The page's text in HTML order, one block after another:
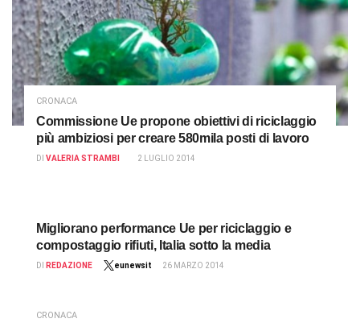
CRONACA
Commissione Ue propone obiettivi di riciclaggio
più ambiziosi per creare 580mila posti di lavoro
DI VALERIA STRAMBI 2 LUGLIO 2014
Migliorano performance Ue per riciclaggio e
compostaggio rifiuti, Italia sotto la media
DI REDAZIONE eunewsit 26 MARZO 2014
CRONACA